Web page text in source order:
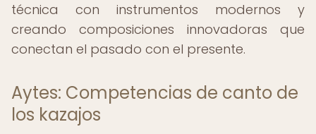
técnica con instrumentos modernos y
creando composiciones innovadoras que
conectan el pasado con el presente.
Aytes: Competencias de canto de
los kazajos